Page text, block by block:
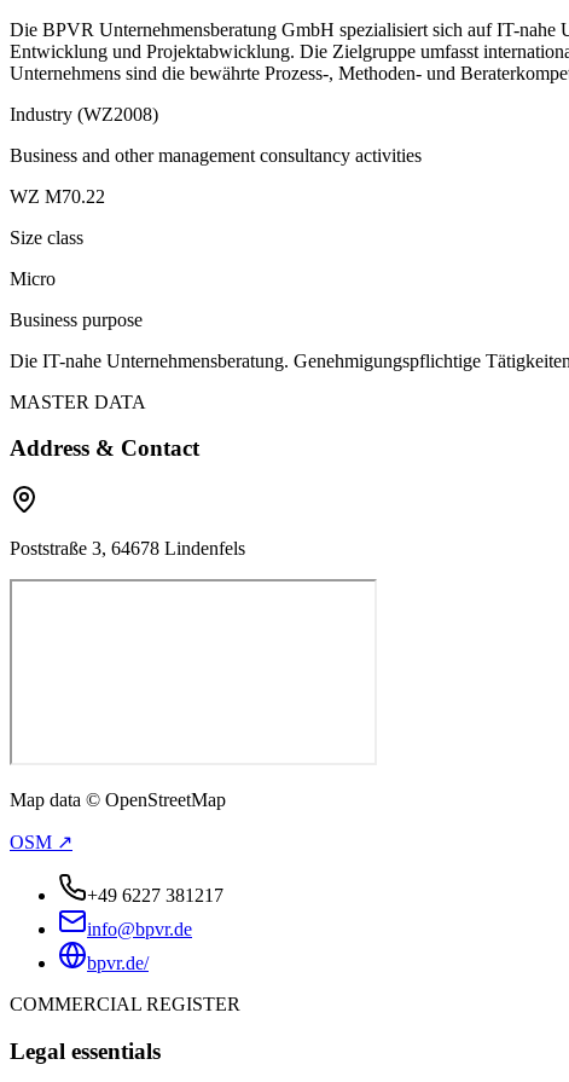
Die BPVR Unternehmensberatung GmbH spezialisiert sich auf IT-
Entwicklung und Projektabwicklung. Die Zielgruppe umfasst
Unternehmens sind die bewährte Prozess-, Methoden- und
Industry (WZ2008)
Business and other management consultancy activities
WZ M70.22
Size class
Micro
Business purpose
Die IT-nahe Unternehmensberatung. Genehmigungspflichtige
MASTER DATA
Address & Contact
Poststraße 3, 64678 Lindenfels
Map data © OpenStreetMap
OSM ↗
+49 6227 381217
info@bpvr.de
bpvr.de/
COMMERCIAL REGISTER
Legal essentials